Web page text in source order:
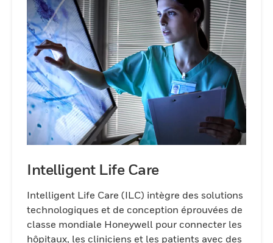
Intelligent Life Care
Intelligent Life Care (ILC) intègre des solutions
technologiques et de conception éprouvées de
classe mondiale Honeywell pour connecter les
hôpitaux, les cliniciens et les patients avec des